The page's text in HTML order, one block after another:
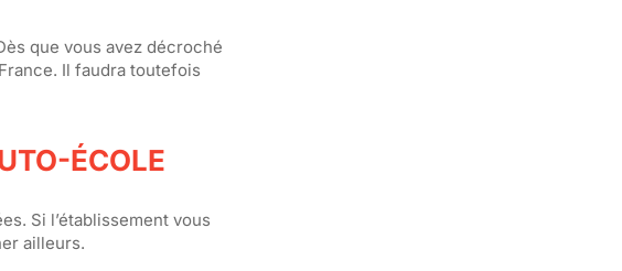
que vous avez décroché
Il faudra toutefois
ÉCOLE
Si l’établissement vous
ailleurs.